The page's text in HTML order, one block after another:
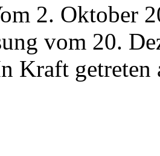
2. Oktober
vom 20.
Kraft getreten